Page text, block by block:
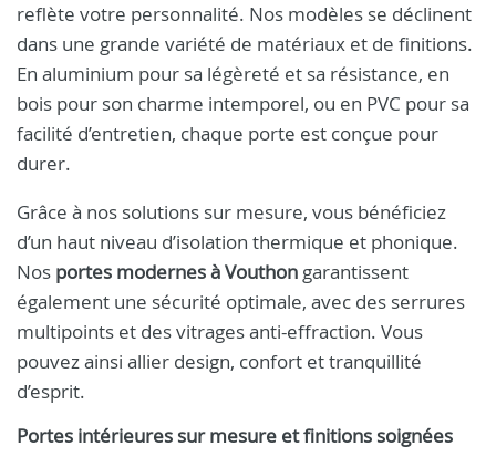
reflète votre personnalité. Nos modèles se déclinent
dans une grande variété de matériaux et de finitions.
En aluminium pour sa légèreté et sa résistance, en
bois pour son charme intemporel, ou en PVC pour sa
facilité d’entretien, chaque porte est conçue pour
durer.
Grâce à nos solutions sur mesure, vous bénéficiez
d’un haut niveau d’isolation thermique et phonique.
Nos portes modernes à Vouthon garantissent
également une sécurité optimale, avec des serrures
multipoints et des vitrages anti-effraction. Vous
pouvez ainsi allier design, confort et tranquillité
d’esprit.
Portes intérieures sur mesure et finitions soignées